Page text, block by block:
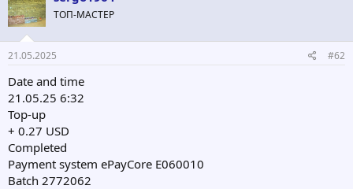
ТОП-МАСТЕР
21.05.2025 #62
Date and time
21.05.25 6:32
Top-up
+ 0.27 USD
Completed
Payment system ePayCore E060010
Batch 2772062